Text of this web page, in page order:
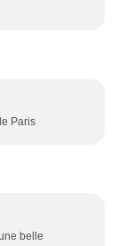
Paris
belle